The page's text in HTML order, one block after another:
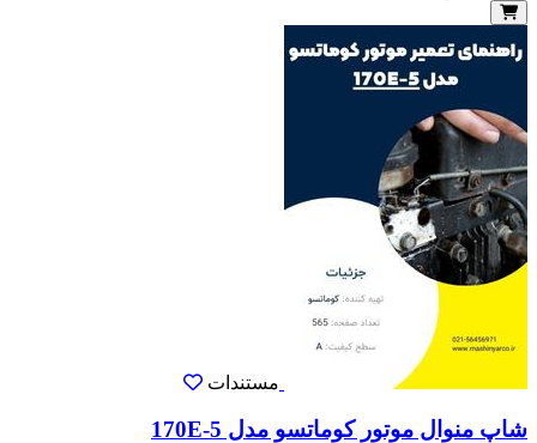
مستندات
شاپ منوال موتور کوماتسو مدل 170E-5